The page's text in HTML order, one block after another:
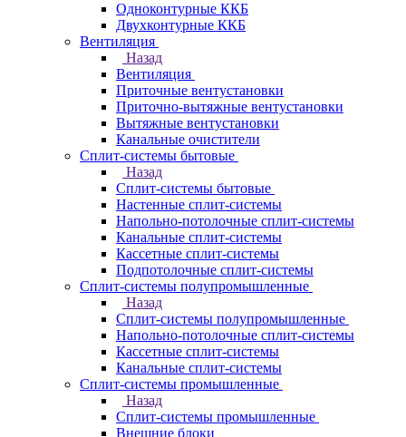
Одноконтурные ККБ
Двухконтурные ККБ
Вентиляция
Назад
Вентиляция
Приточные вентустановки
Приточно-вытяжные вентустановки
Вытяжные вентустановки
Канальные очистители
Сплит-системы бытовые
Назад
Сплит-системы бытовые
Настенные сплит-системы
Напольно-потолочные сплит-системы
Канальные сплит-системы
Кассетные сплит-системы
Подпотолочные сплит-системы
Сплит-системы полупромышленные
Назад
Сплит-системы полупромышленные
Напольно-потолочные сплит-системы
Кассетные сплит-системы
Канальные сплит-системы
Сплит-системы промышленные
Назад
Сплит-системы промышленные
Внешние блоки